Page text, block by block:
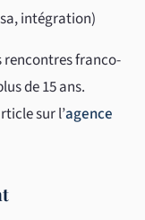
intégration)
rencontres franco-
de 15 ans.
sur l’agence